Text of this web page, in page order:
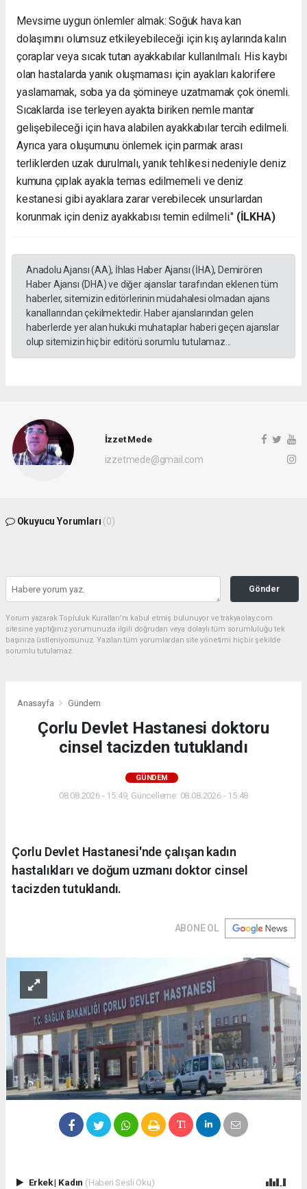
Mevsime uygun önlemler almak: Soğuk hava kan
dolaşımını olumsuz etkileyebileceği için kış aylarında kalın
çoraplar veya sıcak tutan ayakkabılar kullanılmalı. His kaybı
olan hastalarda yanık oluşmaması için ayakları kalorifere
yaslamamak, soba ya da şömineye uzatmamak çok önemli.
Sıcaklarda ise terleyen ayakta biriken nemle mantar
gelişebileceği için hava alabilen ayakkabılar tercih edilmeli.
Ayrıca yara oluşumunu önlemek için parmak arası
terliklerden uzak durulmalı, yanık tehlikesi nedeniyle deniz
kumuna çıplak ayakla temas edilmemeli ve deniz
kestanesi gibi ayaklara zarar verebilecek unsurlardan
korunmak için deniz ayakkabısı temin edilmeli."(İLKHA)
Anadolu Ajansı (AA), İhlas Haber Ajansı (İHA), Demirören
Haber Ajansı (DHA) ve diğer ajanslar tarafından eklenen tüm
haberler, sitemizin editörlerinin müdahalesi olmadan ajans
kanallarından çekilmektedir. Haber ajanslarından gelen
haberlerde yer alan hukuki muhataplar haberi geçen ajanslar
olup sitemizin hiç bir editörü sorumlu tutulamaz...
İzzet Mede
izzetmede@gmail.com
Okuyucu Yorumları (0)
Gönder
Yorum yazarak Topluluk Kuralları’nı kabul etmiş bulunuyor ve trakyaolay.com
sitesine yaptığınız yorumunuzla ilgili doğrudan veya dolaylı tüm sorumluluğu tek
başınıza üstleniyorsunuz. Yazılan tüm yorumlardan site yönetimi hiçbir şekilde
sorumlu tutulamaz.
Anasayfa Gündem
Çorlu Devlet Hastanesi doktoru
cinsel tacizden tutuklandı
GÜNDEM
08.08.2026 - 15:49, Güncelleme: 08.08.2026 - 15:48
Çorlu Devlet Hastanesi'nde çalışan kadın
hastalıkları ve doğum uzmanı doktor cinsel
tacizden tutuklandı.
ABONE OL
Erkek| Kadın (Haberi Sesli Oku)